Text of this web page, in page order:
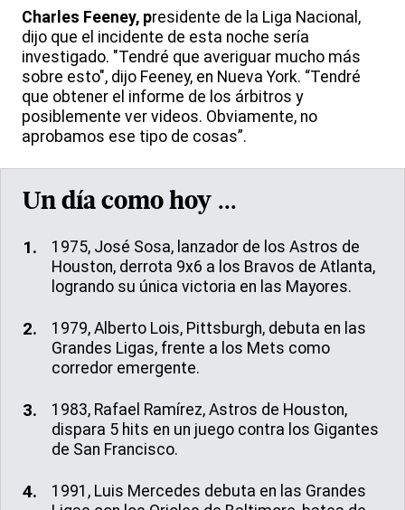
Charles Feeney, presidente de la Liga Nacional,
dijo que el incidente de esta noche sería
investigado. "Tendré que averiguar mucho más
sobre esto", dijo Feeney, en Nueva York. “Tendré
que obtener el informe de los árbitros y
posiblemente ver videos. Obviamente, no
aprobamos ese tipo de cosas”.
Un día como hoy ...
1975, José Sosa, lanzador de los Astros de
Houston, derrota 9x6 a los Bravos de Atlanta,
logrando su única victoria en las Mayores.
1979, Alberto Lois, Pittsburgh, debuta en las
Grandes Ligas, frente a los Mets como
corredor emergente.
1983, Rafael Ramírez, Astros de Houston,
dispara 5 hits en un juego contra los Gigantes
de San Francisco.
1991, Luis Mercedes debuta en las Grandes